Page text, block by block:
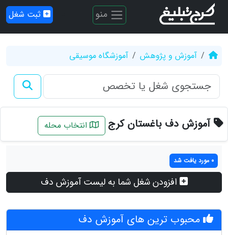
منو ثبت شغل
آموزش و پژوهش آموزشگاه موسیقی
آموزش دف باغستان کرج انتخاب محله
0 مورد یافت شد
افزودن شغل شما به لیست آموزش دف
محبوب ترین های آموزش دف